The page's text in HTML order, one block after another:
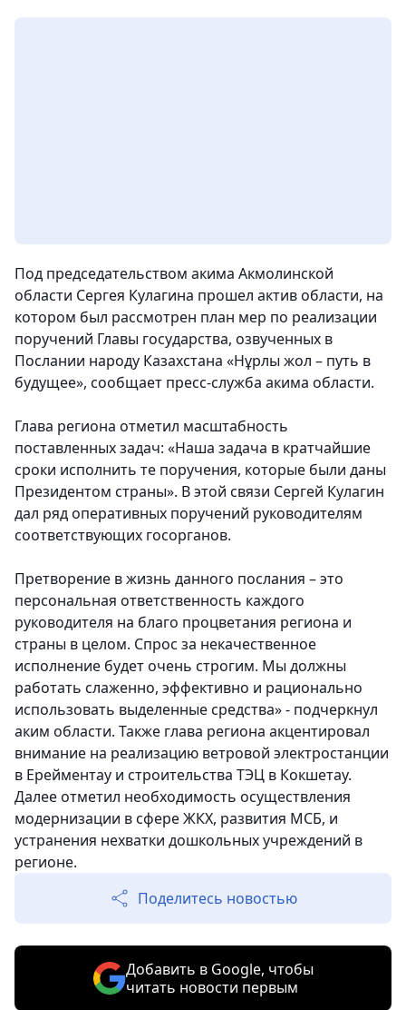
Под председательством акима Акмолинской
области Сергея Кулагина прошел актив области, на
котором был рассмотрен план мер по реализации
поручений Главы государства, озвученных в
Послании народу Казахстана «Нұрлы жол – путь в
будущее», сообщает пресс-служба акима области.
Глава региона отметил масштабность
поставленных задач: «Наша задача в кратчайшие
сроки исполнить те поручения, которые были даны
Президентом страны». В этой связи Сергей Кулагин
дал ряд оперативных поручений руководителям
соответствующих госорганов.
Претворение в жизнь данного послания – это
персональная ответственность каждого
руководителя на благо процветания региона и
страны в целом. Спрос за некачественное
исполнение будет очень строгим. Мы должны
работать слаженно, эффективно и рационально
использовать выделенные средства» - подчеркнул
аким области. Также глава региона акцентировал
внимание на реализацию ветровой электростанции
в Ерейментау и строительства ТЭЦ в Кокшетау.
Далее отметил необходимость осуществления
модернизации в сфере ЖКХ, развития МСБ, и
устранения нехватки дошкольных учреждений в
регионе.
Поделитесь новостью
Добавить в Google, чтобы
читать новости первым